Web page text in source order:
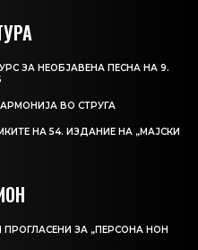
ЗА НЕОБЈАВЕНА ПЕСНА НА 9.
ВО СТРУГА
НА 54. ИЗДАНИЕ НА „МАЈСКИ
ЗА „ПЕРСОНА НОН